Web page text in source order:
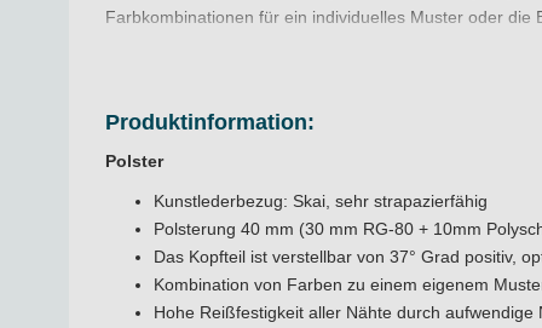
Farbkombinationen für ein individuelles Muster oder
bewährte Qualität und innovative Technologie. Fordern
Produktinformation:
Polster
Kunstlederbezug: Skai, sehr strapazierfähig
Polsterung 40 mm (30 mm RG-80 + 10mm
Das Kopfteil ist verstellbar von 37° Grad positiv,
Kombination von Farben zu einem eigenem
Hohe Reißfestigkeit aller Nähte durch aufwendige